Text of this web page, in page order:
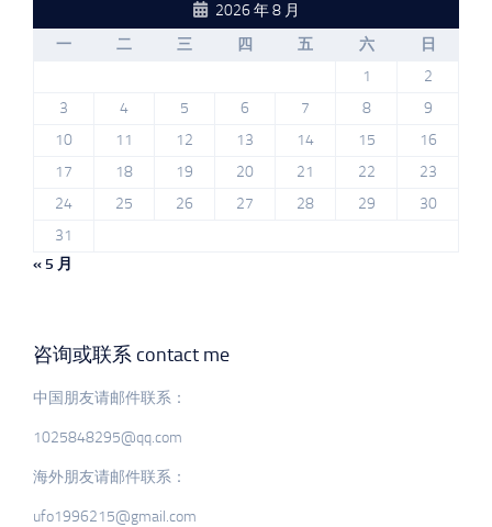
2026 年 8 月
一
二 三 四 五 六
日
1
2
3
4 5 6 7 8
9
10
11 12 13 14 15
16
17
18 19 20 21 22
23
24
25 26 27 28 29
30
31
« 5 月
咨询或联系 contact me
中国朋友请邮件联系：
1025848295@qq.com
海外朋友请邮件联系：
ufo1996215@gmail.com